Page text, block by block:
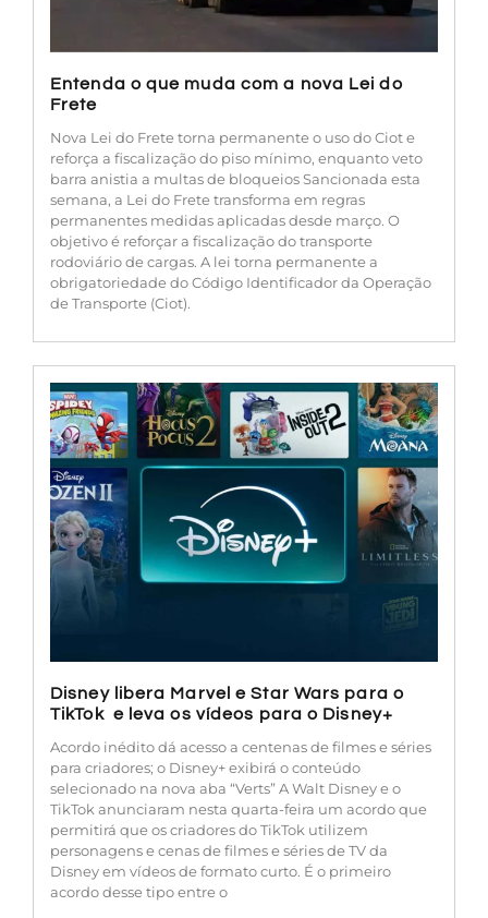
Entenda o que muda com a nova Lei do
Frete
Nova Lei do Frete torna permanente o uso do Ciot e
reforça a fiscalização do piso mínimo, enquanto veto
barra anistia a multas de bloqueios Sancionada esta
semana, a Lei do Frete transforma em regras
permanentes medidas aplicadas desde março. O
objetivo é reforçar a fiscalização do transporte
rodoviário de cargas. A lei torna permanente a
obrigatoriedade do Código Identificador da Operação
de Transporte (Ciot).
Disney libera Marvel e Star Wars para o
TikTok e leva os vídeos para o Disney+
Acordo inédito dá acesso a centenas de filmes e séries
para criadores; o Disney+ exibirá o conteúdo
selecionado na nova aba “Verts” A Walt Disney e o
TikTok anunciaram nesta quarta-feira um acordo que
permitirá que os criadores do TikTok utilizem
personagens e cenas de filmes e séries de TV da
Disney em vídeos de formato curto. É o primeiro
acordo desse tipo entre o